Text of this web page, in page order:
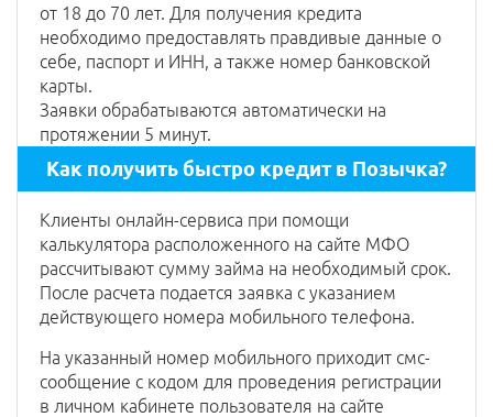
от 18 до 70 лет. Для получения кредита
необходимо предоставлять правдивые данные о
себе, паспорт и ИНН, а также номер банковской
карты.
Заявки обрабатываются автоматически на
протяжении 5 минут.
Как получить быстро кредит в Позычка?
Клиенты онлайн-сервиса при помощи
калькулятора расположенного на сайте МФО
рассчитывают сумму займа на необходимый срок.
После расчета подается заявка с указанием
действующего номера мобильного телефона.
На указанный номер мобильного приходит смс-
сообщение с кодом для проведения регистрации
в личном кабинете пользователя на сайте